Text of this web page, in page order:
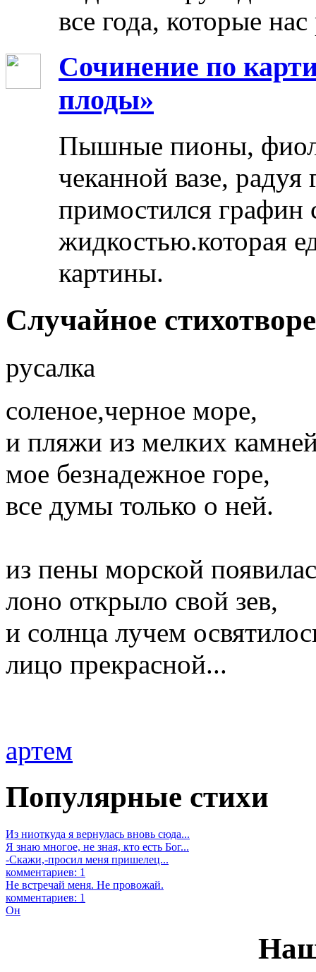
все года, которые
Сочинение по
плоды»
Пышные пионы,
чеканной вазе,
примостился графин
жидкостью.которая
картины.
Случайное
русалка
соленое,черное море,
и пляжи из мелких
мое безнадежное горе,
все думы только о ней.
из пены морской
лоно открыло свой зев,
и солнца лучем
лицо прекрасной...
артем
Популярные стихи
Из ниоткуда я вернулась вновь сюда...
Я знаю многое, не зная, кто есть Бог...
-Скажи,-просил меня пришелец...
комментариев: 1
Не встречай меня. Не провожай.
комментариев: 1
Он